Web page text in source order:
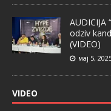
AUDICIJA
odziv
(VIDEO)
мај 5,
VIDEO